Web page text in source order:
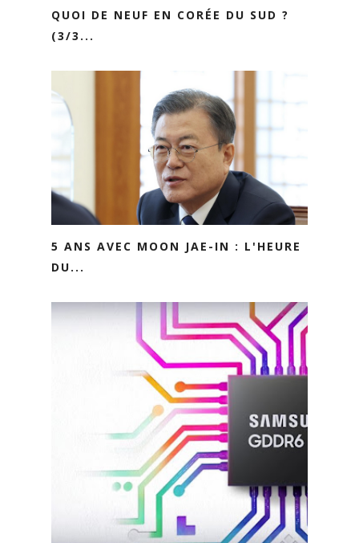
QUOI DE NEUF EN CORÉE DU SUD ?
(3/3...
5 ANS AVEC MOON JAE-IN : L'HEURE
DU...